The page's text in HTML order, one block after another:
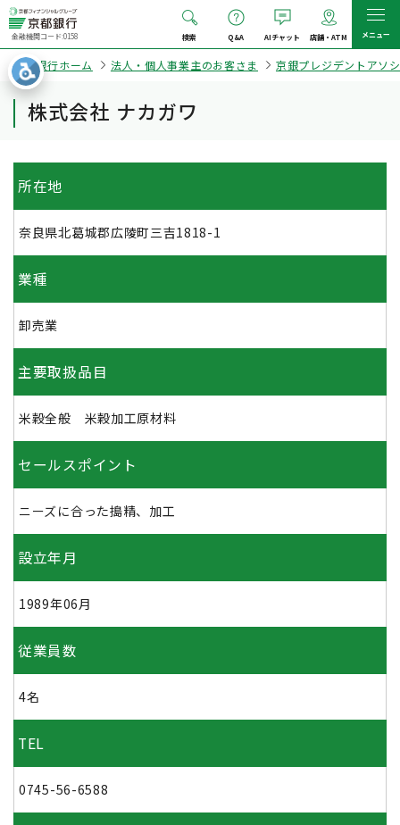
金融機関コード:0158 検索 Q&A AIチャット 店舗・ATM メニュー
京都銀行ホーム 法人・個人事業主のお客さま 京銀プレジデントアソ
株式会社 ナカガワ
所在地
奈良県北葛城郡広陵町三吉1818-1
業種
卸売業
主要取扱品目
米穀全般 米穀加工原材料
セールスポイント
ニーズに合った搗精、加工
設立年月
1989年06月
従業員数
4名
TEL
0745-56-6588